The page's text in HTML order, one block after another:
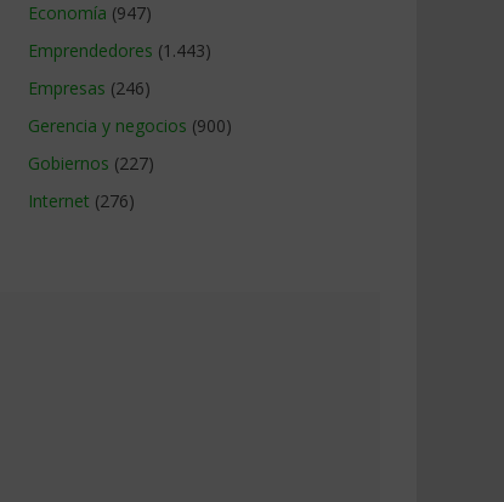
Economía (947)
Emprendedores (1.443)
Empresas (246)
Gerencia y negocios (900)
Gobiernos (227)
Internet (276)